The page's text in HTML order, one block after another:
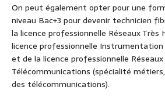
On peut également opter pour une
niveau Bac+3 pour devenir technicien
la licence professionnelle Réseaux Très
licence professionnelle
et de la licence professionnelle
Télécommunications (spécialité
des télécommunications).